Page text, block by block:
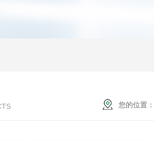
您的位置：